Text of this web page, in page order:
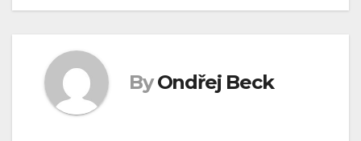
By Ondřej Beck